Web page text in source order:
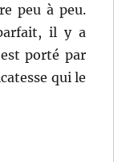
peu à peu.
il y a
porté par
qui le